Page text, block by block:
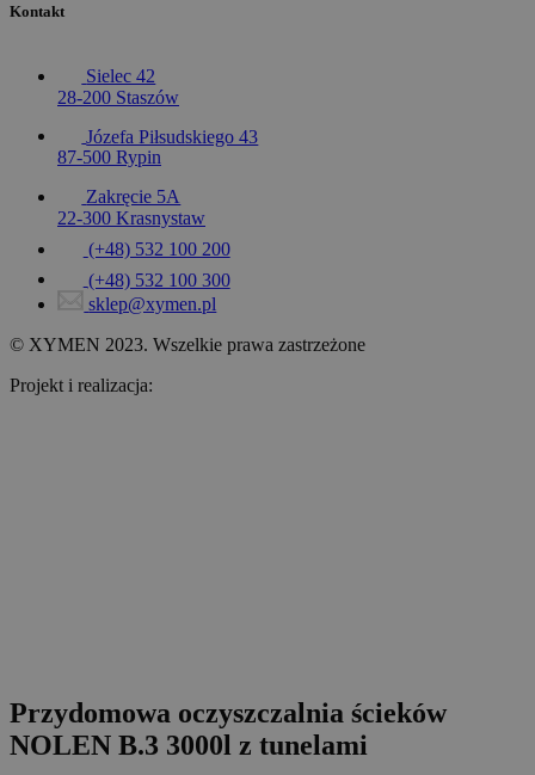
Kontakt
Sielec 42
28-200 Staszów
Józefa Piłsudskiego 43
87-500 Rypin
Zakręcie 5A
22-300 Krasnystaw
(+48) 532 100 200
(+48) 532 100 300
sklep@xymen.pl
© XYMEN 2023. Wszelkie prawa zastrzeżone
Projekt i realizacja:
Przydomowa oczyszczalnia ścieków
NOLEN B.3 3000l z tunelami